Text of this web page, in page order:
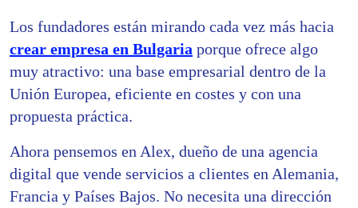
Los fundadores están mirando cada vez más hacia
crear empresa en Bulgaria porque ofrece algo
muy atractivo: una base empresarial dentro de la
Unión Europea, eficiente en costes y con una
propuesta práctica.
Ahora pensemos en Alex, dueño de una agencia
digital que vende servicios a clientes en Alemania,
Francia y Países Bajos. No necesita una dirección